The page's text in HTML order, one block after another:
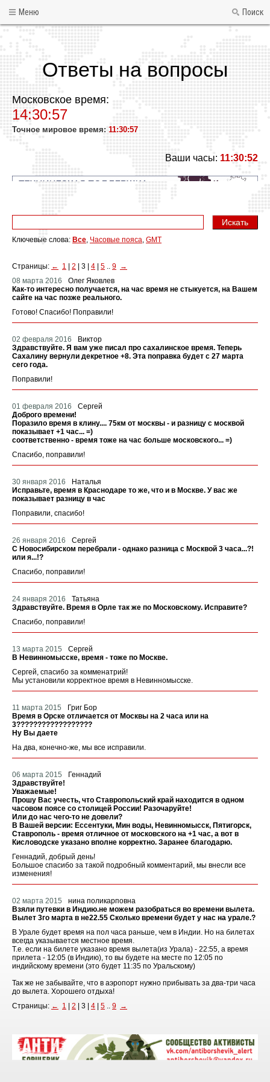
Меню Поиск
Ответы на вопросы
Московское время:
14:30:57
Точное мировое время: 11:30:57
Ваши часы: 11:30:52
Ключевые слова: Все, Часовые пояса, GMT
Страницы: ← 1 2 | 3 | 4 5 .. 9 →
08 марта 2016
Олег Яковлев
Как-то интересно получается, на час время не стыкуется, на Вашем
сайте на час позже реального.
Готово! Спасибо! Поправили!
02 февраля 2016
Виктор
Здравствуйте. Я вам уже писал про сахалинское время. Теперь
Сахалину вернули декретное +8. Эта поправка будет с 27 марта
сего года.
Поправили!
01 февраля 2016
Сергей
Доброго времени!
Поразило время в клину.... 75км от москвы - и разницу с москвой
показывает +1 час... =)
соответственно - время тоже на час больше московского... =)
Спасибо, поправили!
30 января 2016
Наталья
Исправьте, время в Краснодаре то же, что и в Москве. У вас же
показывает разницу в час
Поправили, спасибо!
26 января 2016
Сергей
С Новосибирском перебрали - однако разница с Москвой 3 часа...?!
или я...!?
Спасибо, поправили!
24 января 2016
Татьяна
Здравствуйте. Время в Орле так же по Московскому. Исправите?
Спасибо, поправили!
13 марта 2015
Сергей
В Невинномысске, время - тоже по Москве.
Сергей, спасибо за комменатрий!
Мы установили корректное время в Невинномысске.
11 марта 2015
Григ Бор
Время в Орске отличается от Москвы на 2 часа или на
3??????????????????
Ну Вы даете
На два, конечно-же, мы все исправили.
06 марта 2015
Геннадий
Здравствуйте!
Уважаемые!
Прошу Вас учесть, что Ставропольский край находится в одном
часовом поясе со столицей России! Разочаруйте!
Или до нас чего-то не довели?
В Вашей версии: Ессентуки, Мин воды, Невинномысск, Пятигорск,
Ставрополь - время отличное от московского на +1 час, а вот в
Кисловодске указано вполне корректно. Заранее благодарю.
Геннадий, добрый день!
Большое спасибо за такой подробный комментарий, мы внесли все
изменения!
02 марта 2015
нина поликарповна
Взяли путевки в Индию.не можем разобраться во времени вылета.
Вылет 3го марта в не22.55 Сколько времени будет у нас на урале.?
В Урале будет время на пол часа раньше, чем в Индии. Но на билетах
всегда указывается местное время.
Т.е. если на билете указано время вылета(из Урала) - 22:55, а время
прилета - 12:05 (в Индию), то вы будете на месте по 12:05 по
индийскому времени (это будет 11:35 по Уральскому)
Так же не забывайте, что в аэропорт нужно прибывать за два-три часа
до вылета. Хорошего отдыха!
Страницы: ← 1 2 | 3 | 4 5 .. 9 →